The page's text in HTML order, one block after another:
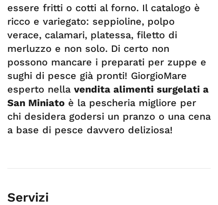
essere fritti o cotti al forno. Il catalogo è
ricco e variegato: seppioline, polpo
verace, calamari, platessa, filetto di
merluzzo e non solo. Di certo non
possono mancare i preparati per zuppe e
sughi di pesce già pronti! GiorgioMare
esperto nella vendita alimenti surgelati a
San Miniato è la pescheria migliore per
chi desidera godersi un pranzo o una cena
a base di pesce davvero deliziosa!
Servizi